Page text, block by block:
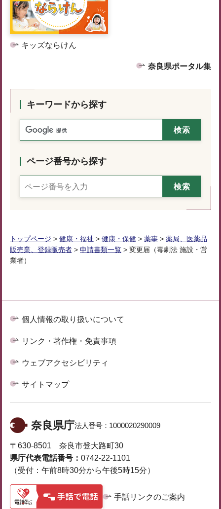
キッズならけん
奈良県ポータル集
キーワードから探す
ページ番号から探す
トップページ > 健康・福祉 > 健康・保健 > 薬事 > 薬局、医薬品
販売業、登録販売者 > 申請書類一覧 > 変更届（毒劇法 施設・営
業者）
個人情報の取り扱いについて
リンク・著作権・免責事項
ウェブアクセシビリティ
サイトマップ
奈良県庁法人番号： 1000020290009
〒630-8501 奈良市登大路町30
県庁代表電話番号： 0742-22-1101
（受付：午前8時30分から午後5時15分）
手話リンクのご案内